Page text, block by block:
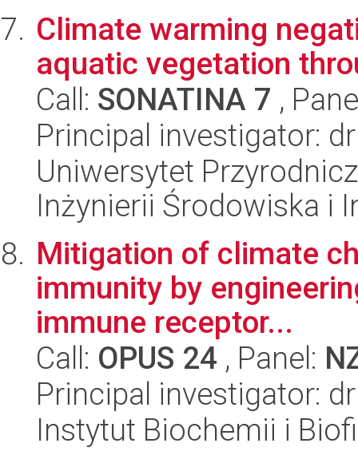
Climate warming
aquatic vegetation
Call: SONATINA 7 ,
Principal investigator:
Uniwersytet
Inżynierii Środowiska i
Mitigation of climate
immunity by
immune receptor...
Call: OPUS 24 , Panel:
Principal investigator:
Instytut Biochemii i